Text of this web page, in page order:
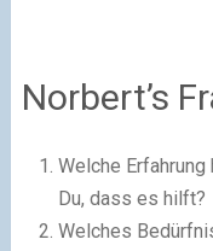
Norbert’s
Welche
Du, dass es hilft?
Welches